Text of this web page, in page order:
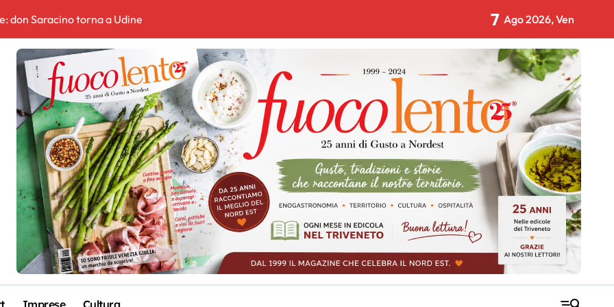
don Saracino torna a Udine
contactless per gruppi e famiglie in un’unica mossa
debutta il blu che racconta il Friuli
per sport, salute e comunità
potere
riceverà il riconoscimento “Ambassador of Freedom”. Gran finale con Il Volo
7 Ago 2026, Ven